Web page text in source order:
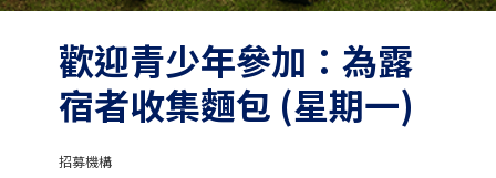
歡迎青少年參加：為露
宿者收集麵包 (星期一)
招募機構